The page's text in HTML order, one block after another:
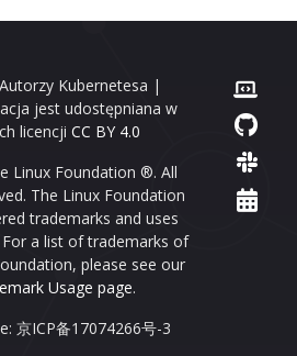
Kubernetesa |
jest udostępniana w
licencjiCC BY 4.0
Linux Foundation ®. All
The Linux Foundation
trademarks and uses
a list of trademarks of
please see our
Usage page.
京ICP备17074266号-3